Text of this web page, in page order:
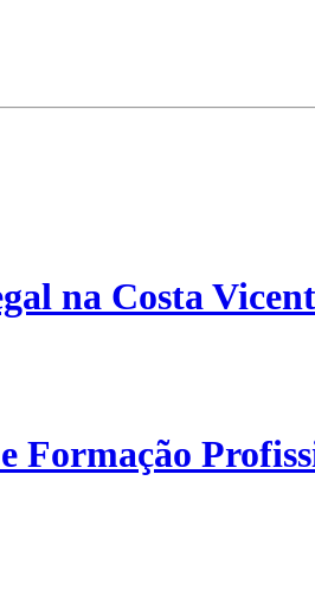
na Costa
Formação